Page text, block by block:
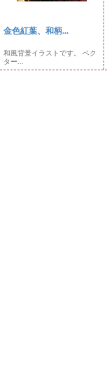
金色紅葉、和柄...
和風背景イラストです。 ベク
ター...